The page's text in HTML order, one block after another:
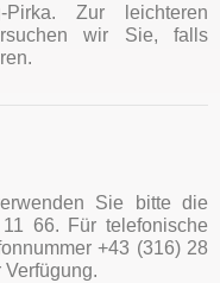
Pirka. Zur leichteren
wir Sie, falls
Sie bitte die
66. Für telefonische
+43 (316) 28
Verfügung.